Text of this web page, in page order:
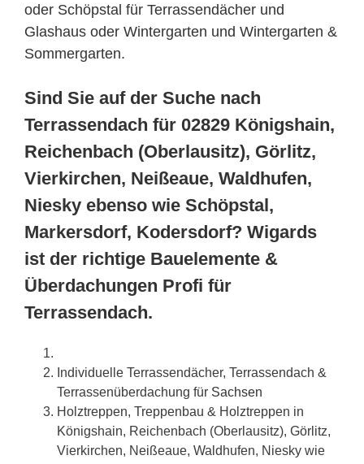
oder Schöpstal für Terrassendächer und
Glashaus oder Wintergarten und Wintergarten &
Sommergarten.
Sind Sie auf der Suche nach
Terrassendach für 02829 Königshain,
Reichenbach (Oberlausitz), Görlitz,
Vierkirchen, Neißeaue, Waldhufen,
Niesky ebenso wie Schöpstal,
Markersdorf, Kodersdorf? Wigards
ist der richtige Bauelemente &
Überdachungen Profi für
Terrassendach.
Individuelle Terrassendächer, Terrassendach &
Terrassenüberdachung für Sachsen
Holztreppen, Treppenbau & Holztreppen in
Königshain, Reichenbach (Oberlausitz), Görlitz,
Vierkirchen, Neißeaue, Waldhufen, Niesky wie